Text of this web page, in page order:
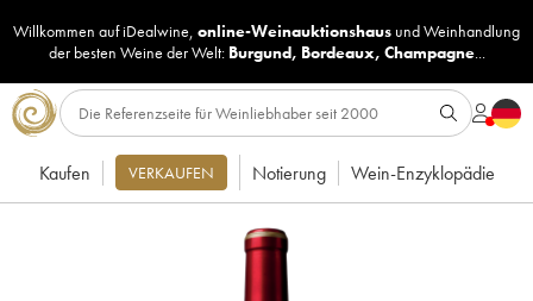
Willkommen auf iDealwine, online-Weinauktionshaus undWeinhandlung
der besten Weine der Welt: Burgund, Bordeaux, Champagne...
Kaufen VERKAUFEN Notierung Wein-Enzyklopädie